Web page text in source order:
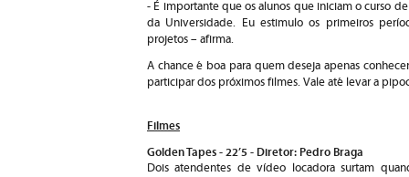
- É importante que os alunos que iniciam o curso
da Universidade. Eu estimulo os primeiros
projetos – afirma.
A chance é boa para quem deseja apenas
participar dos próximos filmes. Vale até levar a
Filmes
Golden Tapes - 22’5 - Diretor: Pedro Braga
Dois atendentes de vídeo locadora surtam